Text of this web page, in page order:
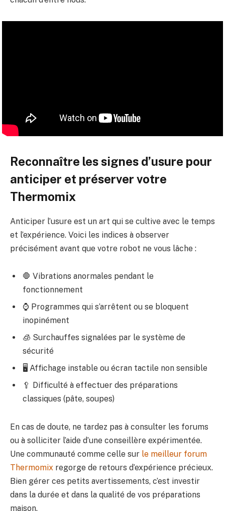
Reconnaître les signes d’usure pour
anticiper et préserver votre
Thermomix
Anticiper l’usure est un art qui se cultive avec le temps
et l’expérience. Voici les indices à observer
précisément avant que votre robot ne vous lâche :
🛑 Vibrations anormales pendant le
fonctionnement
⌚ Programmes qui s’arrêtent ou se bloquent
inopinément
🧊 Surchauffes signalées par le système de
sécurité
🖥️ Affichage instable ou écran tactile non sensible
🥄 Difficulté à effectuer des préparations
classiques (pâte, soupes)
En cas de doute, ne tardez pas à consulter les forums
ou à solliciter l’aide d’une conseillère expérimentée.
Une communauté comme celle sur le meilleur forum
Thermomix regorge de retours d’expérience précieux.
Bien gérer ces petits avertissements, c’est investir
dans la durée et dans la qualité de vos préparations
maison.